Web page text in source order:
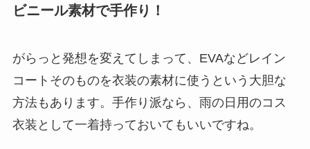
ビニール素材で手作り！
がらっと発想を変えてしまって、EVAなどレイン
コートそのものを衣装の素材に使う という大胆な
方法もあります。手作り派なら、 雨の日用のコス
衣装 として一着持っておいてもいいですね。